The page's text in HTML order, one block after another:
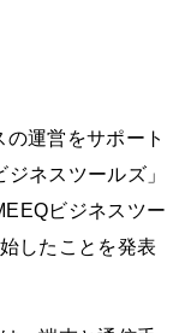
運営をサポート
ネスツールズ」
ビジネスツー
したことを発表